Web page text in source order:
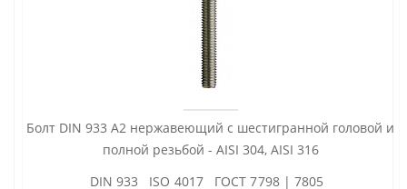
Болт DIN 933 А2 нержавеющий с шестигранной головой и
полной резьбой - AISI 304, AISI 316
DIN 933 ISO 4017 ГОСТ 7798 | 7805